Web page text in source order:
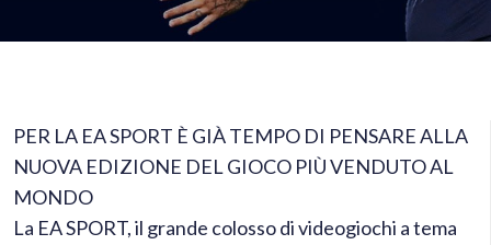
PER LA EA SPORT È GIÀ TEMPO DI PENSARE ALLA
NUOVA EDIZIONE DEL GIOCO PIÙ VENDUTO AL
MONDO
La EA SPORT, il grande colosso di videogiochi a tema